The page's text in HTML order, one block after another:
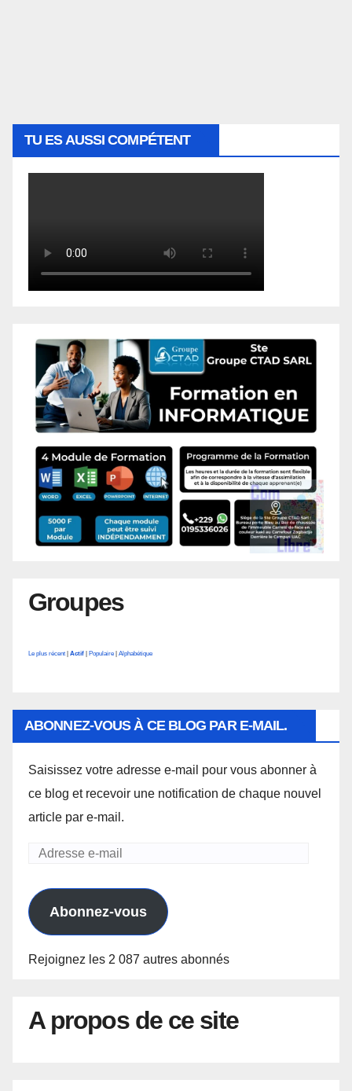
TU ES AUSSI COMPÉTENT
Groupes
Le plus récent Actif Populaire Alphabétique
ABONNEZ-VOUS À CE BLOG PAR E-MAIL.
Saisissez votre adresse e-mail pour vous abonner à
ce blog et recevoir une notification de chaque nouvel
article par e-mail.
Adresse
mail
Abonnez-vous
Rejoignez les 2 087 autres abonnés
A propos de ce site